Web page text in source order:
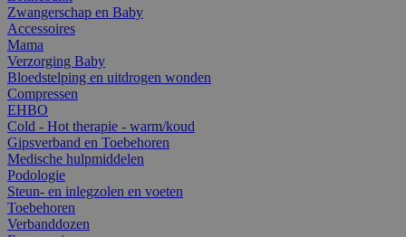
Zwangerschap en Baby
Accessoires
Mama
Verzorging Baby
Bloedstelping en uitdrogen wonden
Compressen
EHBO
Cold - Hot therapie - warm/koud
Gipsverband en Toebehoren
Medische hulpmiddelen
Podologie
Steun- en inlegzolen en voeten
Toebehoren
Verbanddozen